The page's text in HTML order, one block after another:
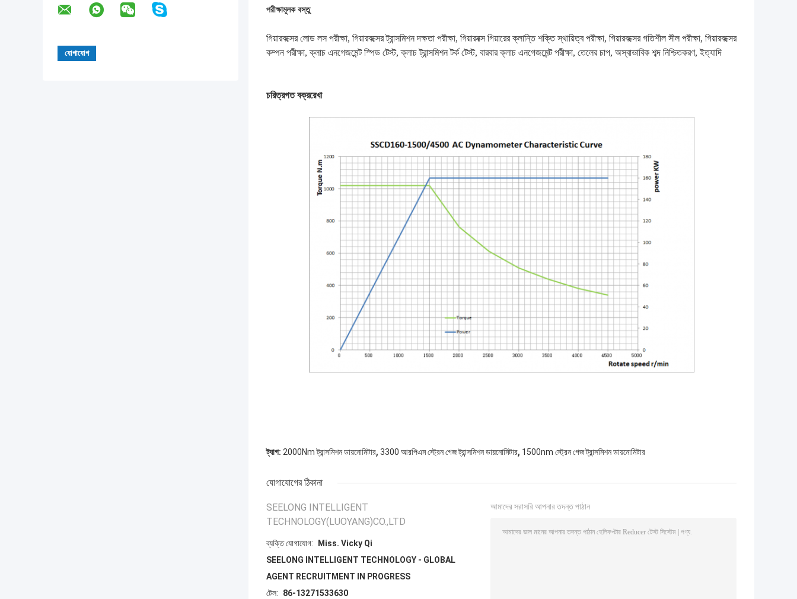
পরীক্ষামূলক বস্তু
গিয়ারবক্সের লোড লস পরীক্ষা, গিয়ারবক্সের ট্রান্সমিশন দক্ষতা পরীক্ষা, গিয়ারবক্স গিয়ারের ক্লান্তি শক্তি স্থায়িত্ব পরীক্ষা, গিয়ারবক্সের গতিশীল সীল পরীক্ষা, গিয়ারবক্সের
কম্পন পরীক্ষা, ক্লাচ এনগেজমেন্ট স্পিড টেস্ট, ক্লাচ ট্রান্সমিশন টর্ক টেস্ট, বারবার ক্লাচ এনগেজমেন্ট পরীক্ষা, তেলের চাপ, অস্বাভাবিক শব্দ নিশ্চিতকরণ, ইত্যাদি
চরিত্রগত বক্ররেখা
ট্যাগ: 2000Nm ট্রান্সমিশন ডায়নোমিটার, 3300 আরপিএম স্ট্রেন গেজ ট্রান্সমিশন ডায়নোমিটার, 1500nm স্ট্রেন গেজ ট্রান্সমিশন ডায়নোমিটার
যোগাযোগের ঠিকানা
SEELONG INTELLIGENT
TECHNOLOGY(LUOYANG)CO.,LTD
ব্যক্তি যোগাযোগ:
Miss. Vicky Qi
SEELONG INTELLIGENT TECHNOLOGY - GLOBAL
AGENT RECRUITMENT IN PROGRESS
টেল:
86-13271533630
আমাদের সরাসরি আপনার তদন্ত পাঠান